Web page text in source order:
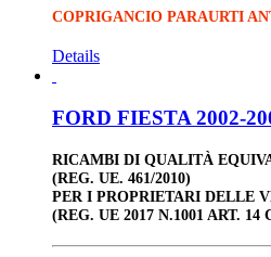
COPRIGANCIO PARAURTI
Details
FORD FIESTA 2002-
RICAMBI DI QUALITÀ
(REG. UE. 461/2010)
PER I PROPRIETARI DELLE
(REG. UE 2017 N.1001 ART. 14